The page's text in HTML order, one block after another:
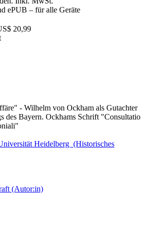
ePUB – für alle Geräte
20,99
- Wilhelm von Ockham als Gutachter
des Bayern. Ockhams Schrift "Consultatio
Heidelberg (Historisches
(Autor:in)